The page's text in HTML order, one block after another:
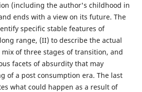
(including the author's childhood in
ends with a view on its future. The
specific stable features of
range, (II) to describe the actual
of three stages of transition, and
facets of absurdity that may
of a post consumption era. The last
what could happen as a result of